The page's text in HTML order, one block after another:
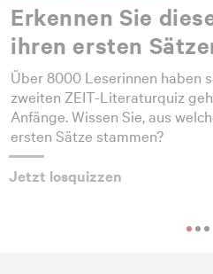
Erkennen Sie
ihren ersten
Über 8000 Leserinnen haben
zweiten ZEIT-Literaturquiz
Anfänge. Wissen Sie, aus
ersten Sätze stammen?
Jetzt losquizzen